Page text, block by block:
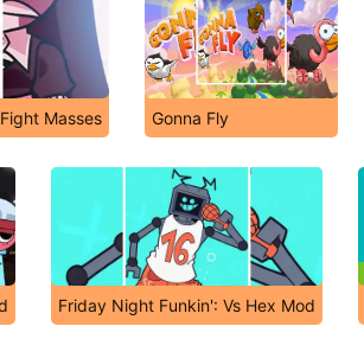
Masses Gonna Fly
Friday Night Funkin': Vs Hex Mod